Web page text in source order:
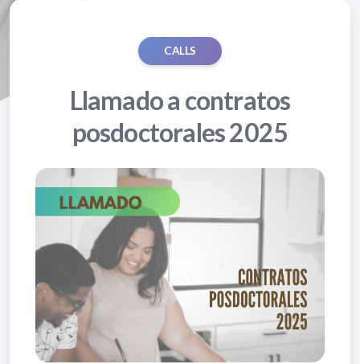
CALLS
Llamado a contratos
posdoctorales 2025